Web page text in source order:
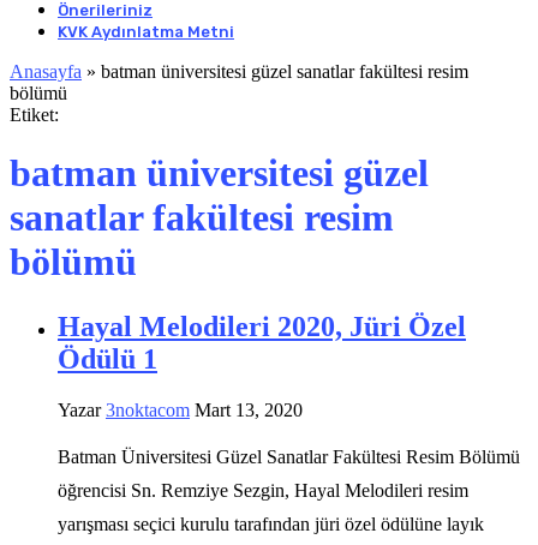
Önerileriniz
KVK Aydınlatma Metni
Anasayfa » batman üniversitesi güzel sanatlar fakültesi resim
bölümü
Etiket:
batman üniversitesi güzel
sanatlar fakültesi resim
bölümü
Hayal Melodileri 2020, Jüri Özel
Ödülü 1
Yazar3noktacom Mart 13, 2020
Batman Üniversitesi Güzel Sanatlar Fakültesi Resim Bölümü
öğrencisi Sn. Remziye Sezgin, Hayal Melodileri resim
yarışması seçici kurulu tarafından jüri özel ödülüne layık